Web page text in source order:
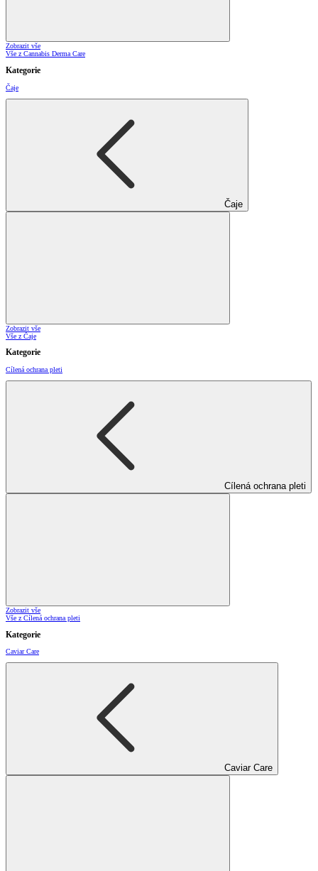
Zobrazit vše
Vše z Cannabis Derma Care
Kategorie
Čaje
Čaje
Zobrazit vše
Vše z Čaje
Kategorie
Cílená ochrana pleti
Cílená ochrana pleti
Zobrazit vše
Vše z Cílená ochrana pleti
Kategorie
Caviar Care
Caviar Care